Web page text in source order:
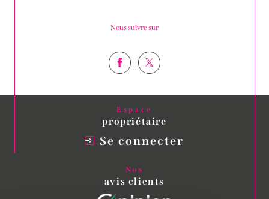
Nous suivre sur
Espace
propriétaire
Se connecter
Nos
avis clients